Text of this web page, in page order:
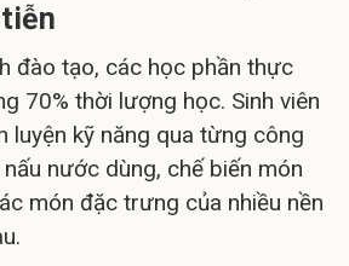
đào tạo, các học phần thực
70% thời lượng học. Sinh viên
luyện kỹ năng qua từng công
nước dùng, chế biến món
món đặc trưng của nhiều nền